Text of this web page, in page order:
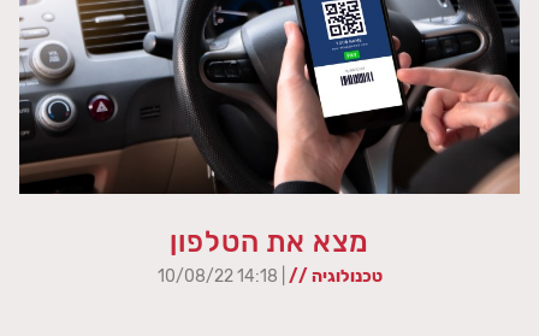
מצא את הטלפון
טכנולוגיה //